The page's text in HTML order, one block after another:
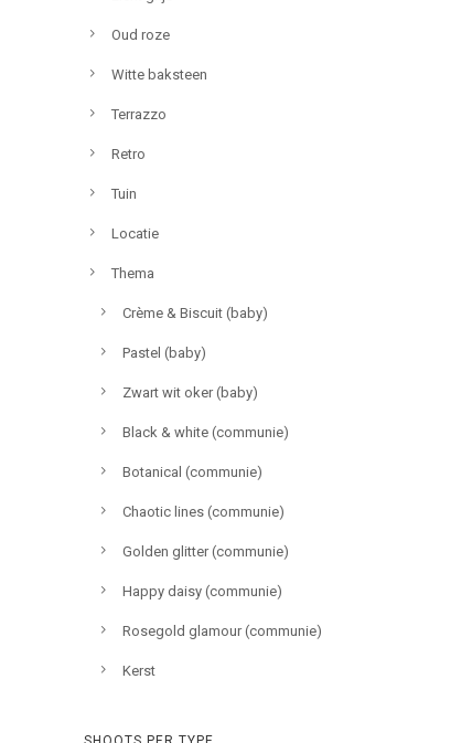
Oud roze
Witte baksteen
Terrazzo
Retro
Tuin
Locatie
Thema
Crème & Biscuit (baby)
Pastel (baby)
Zwart wit oker (baby)
Black & white (communie)
Botanical (communie)
Chaotic lines (communie)
Golden glitter (communie)
Happy daisy (communie)
Rosegold glamour (communie)
Kerst